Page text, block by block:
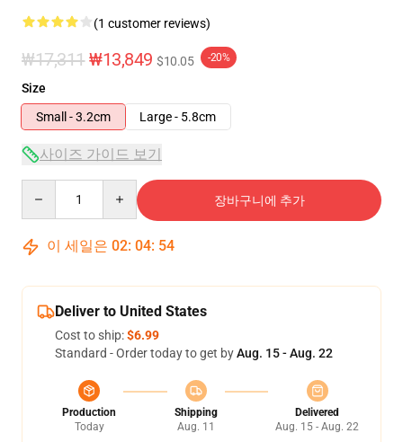
(1 customer reviews)
₩17,311 ₩13,849 $10.05 -20%
Size
Small - 3.2cm
Large - 5.8cm
사이즈 가이드 보기
장바구니에 추가
이 세일은 02: 04: 53
Deliver to United States
Cost to ship:$6.99
Standard - Order today to get byAug. 15 - Aug. 22
Production
Today
Shipping
Aug. 11
Delivered
Aug. 15 - Aug. 22